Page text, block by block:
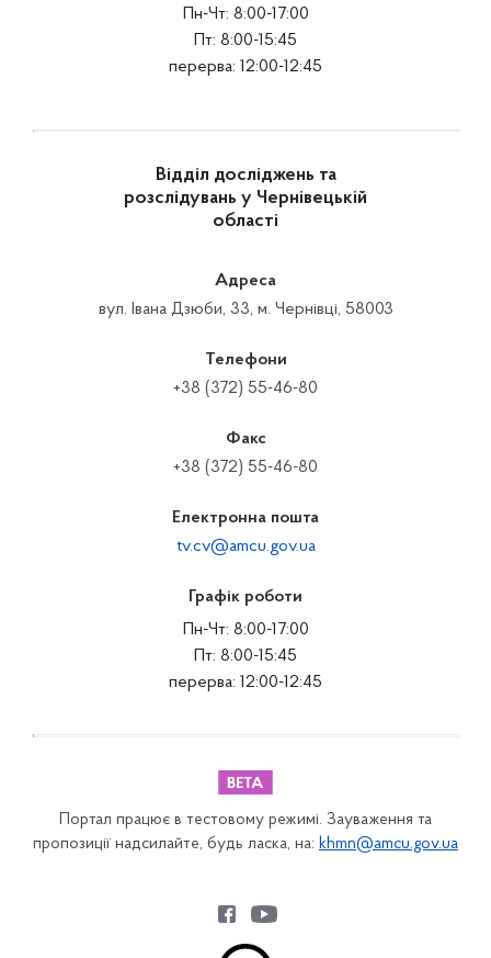
Пн-Чт: 8:00-17:00
Пт: 8:00-15:45
перерва: 12:00-12:45
Відділ досліджень та
розслідувань у Чернівецькій
області
Адреса
вул. Івана Дзюби, 33, м. Чернівці, 58003
Телефони
+38 (372) 55-46-80
Факс
+38 (372) 55-46-80
Електронна пошта
tv.cv@amcu.gov.ua
Графік роботи
Пн-Чт: 8:00-17:00
Пт: 8:00-15:45
перерва: 12:00-12:45
Портал працює в тестовому режимі. Зауваження та
пропозиції надсилайте, будь ласка, на: khmn@amcu.gov.ua